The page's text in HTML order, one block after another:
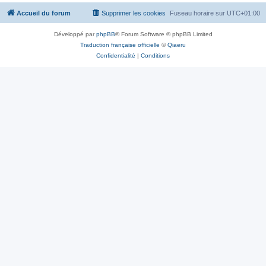
Accueil du forum Fuseau horaire sur UTC+01:00
Supprimer les cookies
Développé parphpBB® Forum Software © phpBB Limited
Traduction française officielle ©Qiaeru
Confidentialité | Conditions